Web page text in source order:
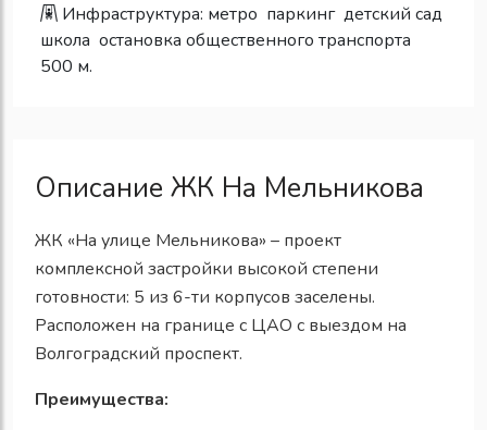
Инфраструктура: метро паркинг детский сад
школа остановка общественного транспорта
500 м.
Описание ЖК На Мельникова
ЖК «На улице Мельникова» – проект
комплексной застройки высокой степени
готовности: 5 из 6-ти корпусов заселены.
Расположен на границе с ЦАО с выездом на
Волгоградский проспект.
Преимущества: